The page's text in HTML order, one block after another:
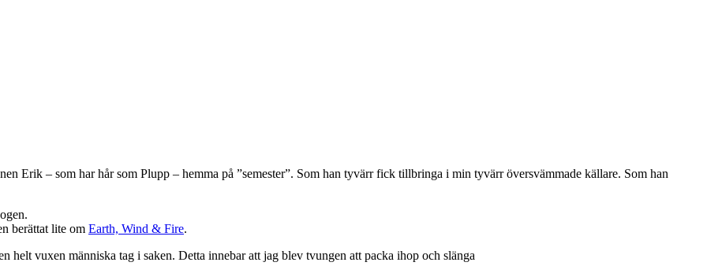
Erik – som har hår som Plupp – hemma på ”semester”. Som han tyvärr fick tillbringa i min tyvärr översvämmade källare. Som han
berättat lite om Earth, Wind & Fire.
helt vuxen människa tag i saken. Detta innebar att jag blev tvungen att packa ihop och slänga